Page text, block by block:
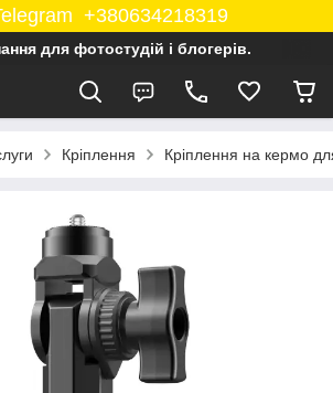
+380634218319
для фотостудій і блогерів.
Кріплення Кріплення на кермо